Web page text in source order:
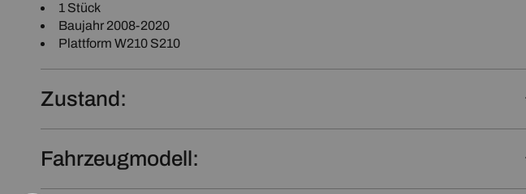
1 Stück
Baujahr 2008-2020
Plattform W210 S210
Zustand:
Fahrzeugmodell: